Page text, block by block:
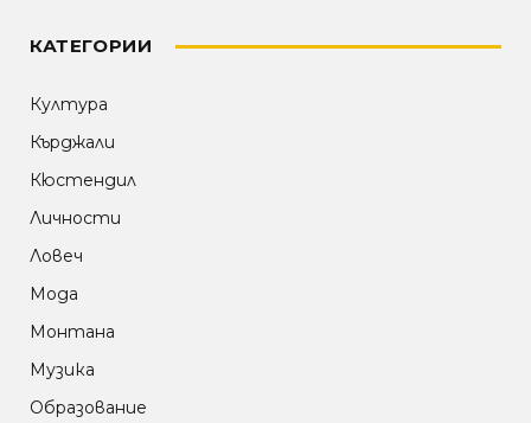
КАТЕГОРИИ
Култура
Кърджали
Кюстендил
Личности
Ловеч
Мода
Монтана
Музика
Образование